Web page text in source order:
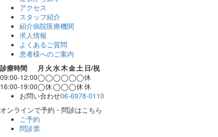
アクセス
スタッフ紹介
紹介病院医療機関
求人情報
よくあるご質問
患者様へのご案内
診療時間
月 火水木金土 日/祝
09:00-12:00◯◯◯◯◯◯休
16:00-19:00◯休◯◯◯休休
お問い合わせ06-6978-0110
オンラインで予約・問診はこちら
ご予約
問診票